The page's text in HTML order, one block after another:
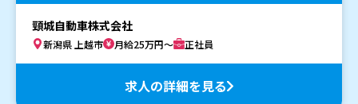
頸城自動車株式会社
新潟県 上越市 月給25万円～ 正社員
求人の詳細を見る